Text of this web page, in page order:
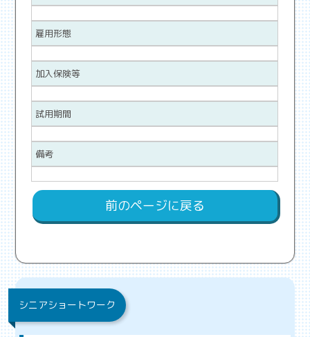
雇用形態
加入保険等
試用期間
備考
前のページに戻る
シニアショートワーク